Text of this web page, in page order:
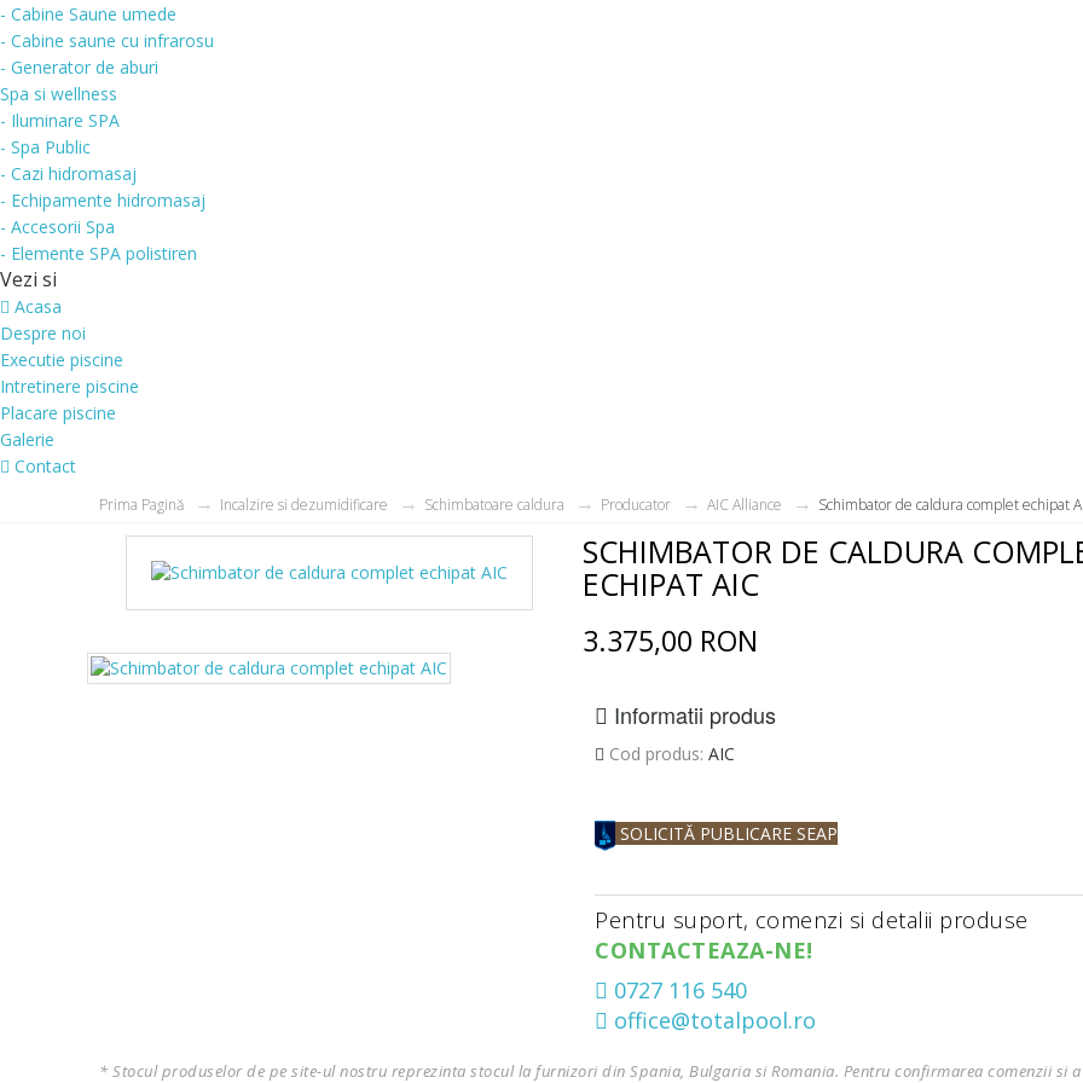
- Cabine Saune umede
- Cabine saune cu infrarosu
- Generator de aburi
Spa si wellness
- Iluminare SPA
- Spa Public
- Cazi hidromasaj
- Echipamente hidromasaj
- Accesorii Spa
- Elemente SPA polistiren
Vezi si
Acasa
Despre noi
Executie piscine
Intretinere piscine
Placare piscine
Galerie
Contact
Prima Pagină Incalzire si dezumidificare Schimbatoare caldura Producator AIC Alliance Schimbator de caldura complet echipat
SCHIMBATOR DE CALDURA
ECHIPAT AIC
3.375,00 RON
Informatii produs
Cod produs: AIC
SOLICITĂ PUBLICARE SEAP
Pentru suport, comenzi si detalii produse
CONTACTEAZA-NE!
0727 116 540
office@totalpool.ro
* Stocul produselor de pe site-ul nostru reprezinta stocul la furnizori din Spania, Bulgaria si Romania. Pentru confirmarea comenzii si